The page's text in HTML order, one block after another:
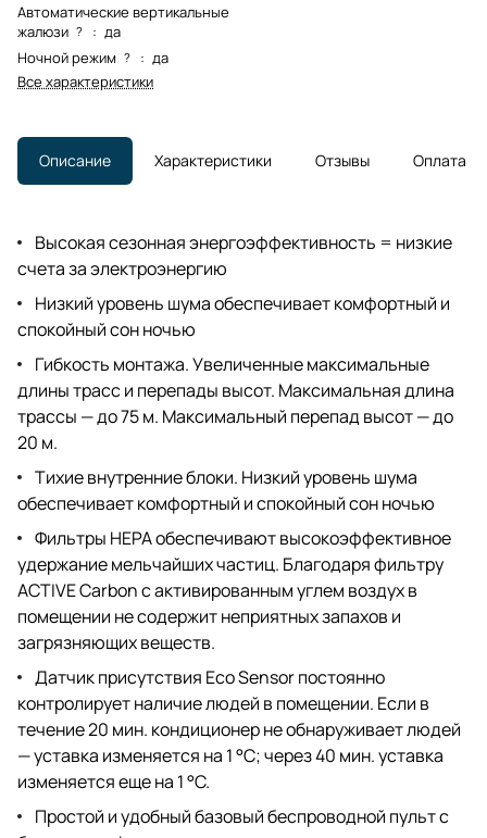
Автоматические вертикальные
жалюзи ? : да
Ночной режим ? : да
Все характеристики
Описание Характеристики Отзывы Оплата
Высокая сезонная энергоэффективность = низкие
счета за электроэнергию
Низкий уровень шума обеспечивает комфортный и
спокойный сон ночью
Гибкость монтажа. Увеличенные максимальные
длины трасс и перепады высот. Максимальная длина
трассы — до 75 м. Максимальный перепад высот — до
20 м.
Тихие внутренние блоки. Низкий уровень шума
обеспечивает комфортный и спокойный сон ночью
Фильтры HEPA обеспечивают высокоэффективное
удержание мельчайших частиц. Благодаря фильтру
ACTIVE Carbon с активированным углем воздух в
помещении не содержит неприятных запахов и
загрязняющих веществ.
Датчик присутствия Eco Sensor постоянно
контролирует наличие людей в помещении. Если в
течение 20 мин. кондиционер не обнаруживает людей
— уставка изменяется на 1 °C; через 40 мин. уставка
изменяется еще на 1 °C.
Простой и удобный базовый беспроводной пульт с